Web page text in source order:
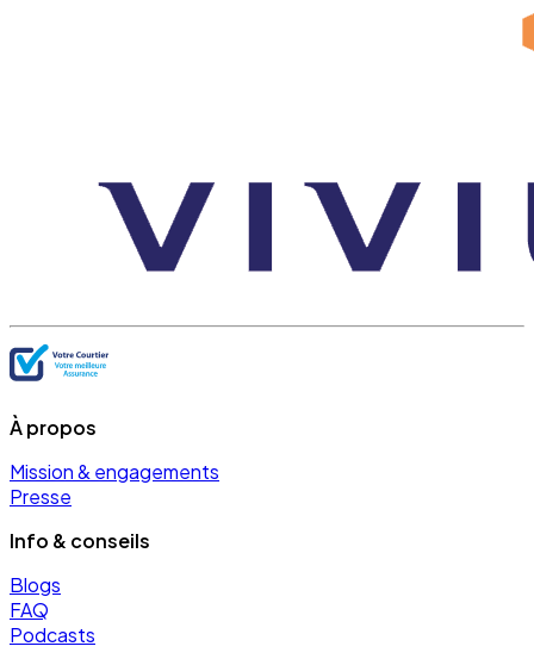
À propos
Mission & engagements
Presse
Info & conseils
Blogs
FAQ
Podcasts